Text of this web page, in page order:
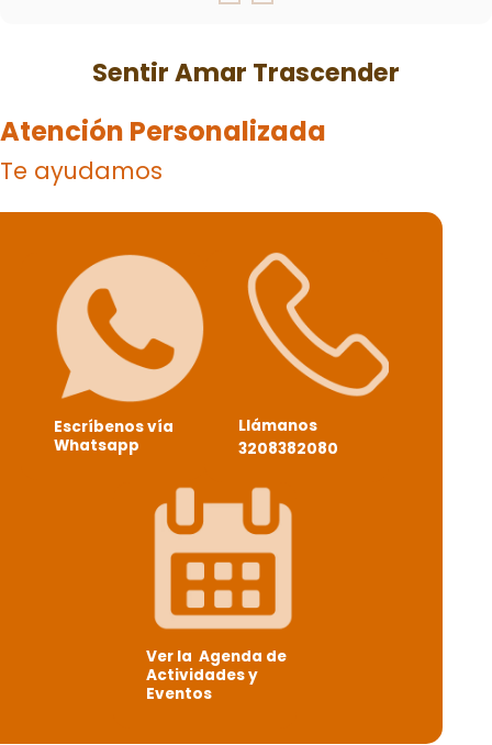
Sentir Amar Trascender
Atención Personalizada
Te ayudamos
Escríbenos vía
Whatsapp
Llámanos
3208382080
Ver la Agenda de
Actividades y
Eventos